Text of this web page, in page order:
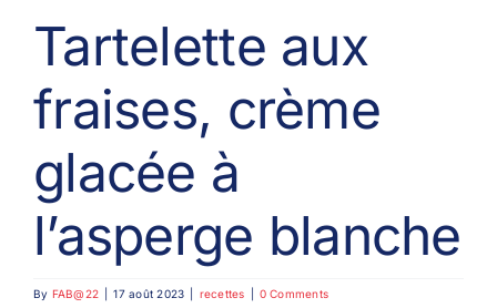
Tartelette aux
fraises, crème
glacée à
l’asperge blanche
By FAB@22 17 août 2023 recettes 0 Comments